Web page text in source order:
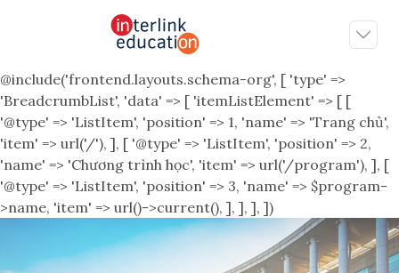
@include('frontend.layouts.schema-org', [ 'type' =>
'BreadcrumbList', 'data' => [ 'itemListElement' => [ [
'@type' => 'ListItem', 'position' => 1, 'name' => 'Trang chủ',
'item' => url('/'), ], [ '@type' => 'ListItem', 'position' => 2,
'name' => 'Chương trình học', 'item' => url('/program'), ], [
'@type' => 'ListItem', 'position' => 3, 'name' => $program-
>name, 'item' => url()->current(), ], ], ], ])